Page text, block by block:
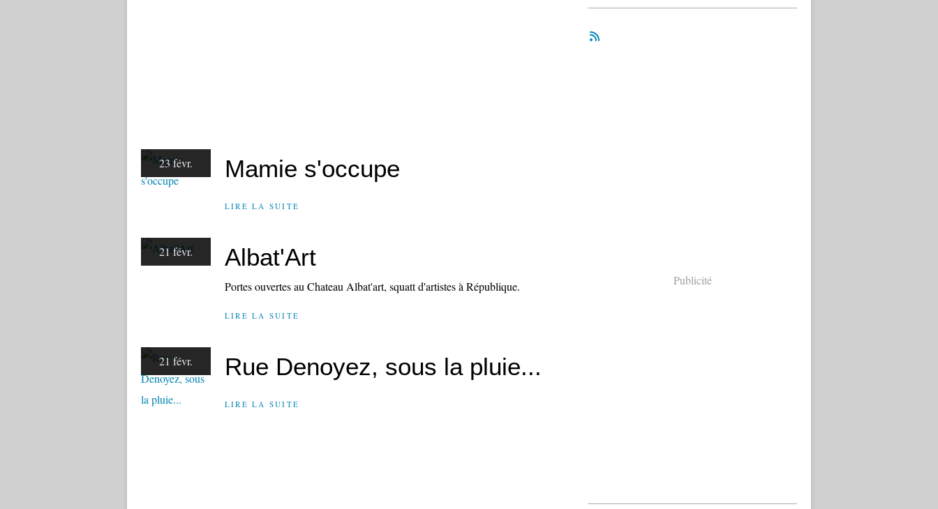
23 févr. Mamie s'occupe
LIRE LA SUITE
21 févr. Albat'Art
Portes ouvertes au Chateau Albat'art, squatt d'artistes à République.
LIRE LA SUITE
21 févr. Rue Denoyez, sous la pluie...
LIRE LA SUITE
Publicité